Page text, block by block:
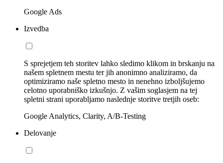
Google Ads
Izvedba
S sprejetjem teh storitev lahko sledimo klikom in brskanju na
našem spletnem mestu ter jih anonimno analiziramo, da
optimiziramo naše spletno mesto in nenehno izboljšujemo
celotno uporabniško izkušnjo. Z vašim soglasjem na tej
spletni strani uporabljamo naslednje storitve tretjih oseb:
Google Analytics, Clarity, A/B-Testing
Delovanje